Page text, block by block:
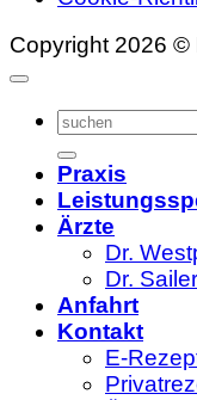
Copyright 2026 ©
Praxis
Ärzte
Dr.
Dr. Sailer
Anfahrt
Kontakt
E-